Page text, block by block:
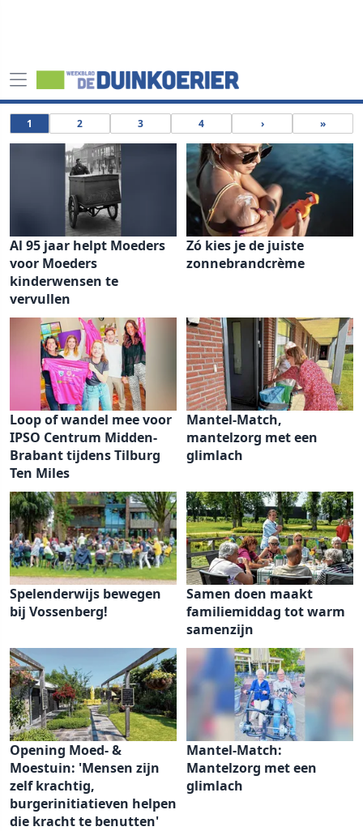
1 2 3 4 › »
Al 95 jaar helpt Moeders
voor Moeders
kinderwensen te
vervullen
Zó kies je de juiste
zonnebrandcrème
Loop of wandel mee voor
IPSO Centrum Midden-
Brabant tijdens Tilburg
Ten Miles
Mantel-Match,
mantelzorg met een
glimlach
Spelenderwijs bewegen
bij Vossenberg!
Samen doen maakt
familiemiddag tot warm
samenzijn
Opening Moed- &
Moestuin: 'Mensen zijn
zelf krachtig,
burgerinitiatieven helpen
die kracht te benutten'
Mantel-Match:
Mantelzorg met een
glimlach